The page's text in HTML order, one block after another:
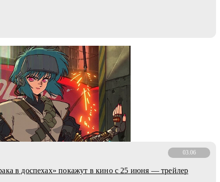
03.06
в доспехах» покажут в кино с 25 июня — трейлер